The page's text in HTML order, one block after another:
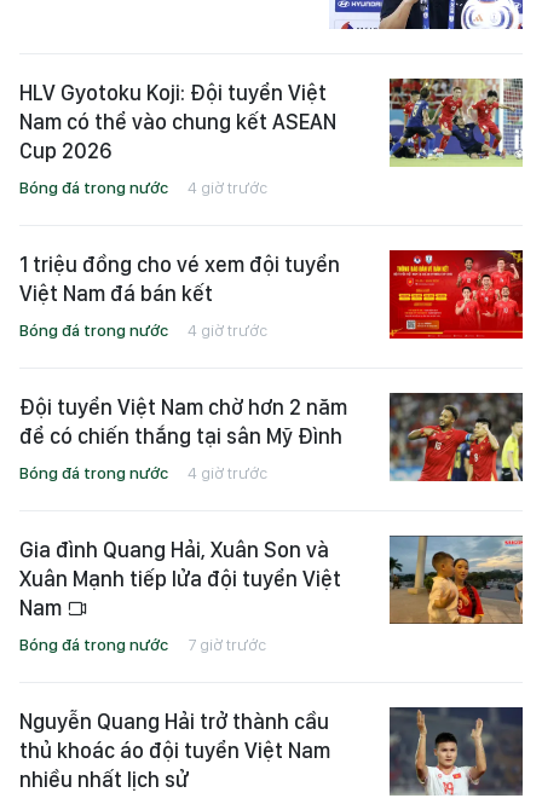
HLV Gyotoku Koji: Đội tuyển Việt
Nam có thể vào chung kết ASEAN
Cup 2026
Bóng đá trong nước 4 giờ trước
1 triệu đồng cho vé xem đội tuyển
Việt Nam đá bán kết
Bóng đá trong nước 4 giờ trước
Đội tuyển Việt Nam chờ hơn 2 năm
để có chiến thắng tại sân Mỹ Đình
Bóng đá trong nước 4 giờ trước
Gia đình Quang Hải, Xuân Son và
Xuân Mạnh tiếp lửa đội tuyển Việt
Nam
Bóng đá trong nước 7 giờ trước
Nguyễn Quang Hải trở thành cầu
thủ khoác áo đội tuyển Việt Nam
nhiều nhất lịch sử